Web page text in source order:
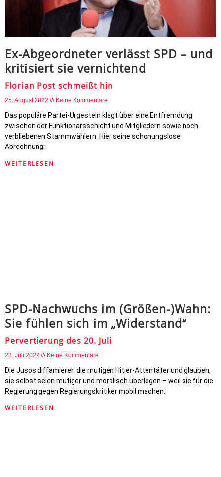
Ex-Abgeordneter verlässt SPD – und
kritisiert sie vernichtend
Florian Post schmeißt hin
25. August 2022 Keine Kommentare
Das populäre Partei-Urgestein klagt über eine Entfremdung
zwischen der Funktionärsschicht und Mitgliedern sowie noch
verbliebenen Stammwählern. Hier seine schonungslose
Abrechnung:
WEITERLESEN
SPD-Nachwuchs im (Größen-)Wahn:
Sie fühlen sich im „Widerstand“
Pervertierung des 20. Juli
23. Juli 2022 Keine Kommentare
Die Jusos diffamieren die mutigen Hitler-Attentäter und glauben,
sie selbst seien mutiger und moralisch überlegen – weil sie für die
Regierung gegen Regierungskritiker mobil machen.
WEITERLESEN